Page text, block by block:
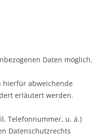
Daten möglich.
hierfür abweichende
erläutert werden.
Telefonnummer, u. ä.)
Datenschutzrechts